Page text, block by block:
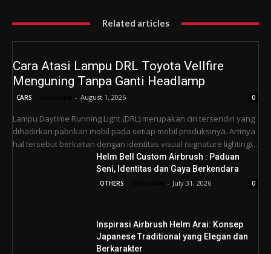
Related articles
Cara Atasi Lampu DRL Toyota Vellfire
Menguning Tanpa Ganti Headlamp
CARS - August 1, 2026 0
Lampu Daytime Running Light (DRL) merupakan ciri tersendiri yang
dihadirkan pabrikan mobil pada setiap mobil produksinya. Artinya
hal tersebut berkaitan dengan identitas visual (signature lighting)...
Helm Bell Custom Airbrush : Paduan
Seni, Identitas dan Gaya Berkendara
OTHERS - July 31, 2026 0
Inspirasi Airbrush Helm Arai: Konsep
Japanese Traditional yang Elegan dan
Berkarakter